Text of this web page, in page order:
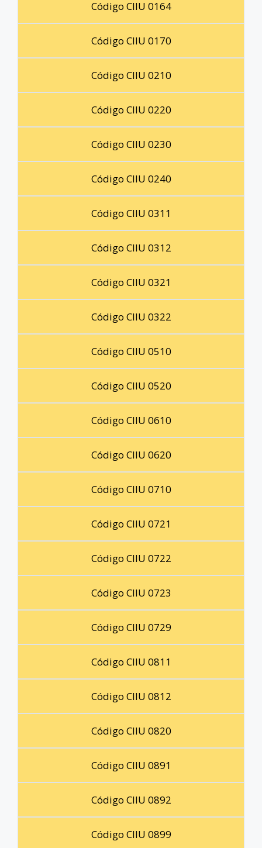
Código CIIU 0164
Código CIIU 0170
Código CIIU 0210
Código CIIU 0220
Código CIIU 0230
Código CIIU 0240
Código CIIU 0311
Código CIIU 0312
Código CIIU 0321
Código CIIU 0322
Código CIIU 0510
Código CIIU 0520
Código CIIU 0610
Código CIIU 0620
Código CIIU 0710
Código CIIU 0721
Código CIIU 0722
Código CIIU 0723
Código CIIU 0729
Código CIIU 0811
Código CIIU 0812
Código CIIU 0820
Código CIIU 0891
Código CIIU 0892
Código CIIU 0899